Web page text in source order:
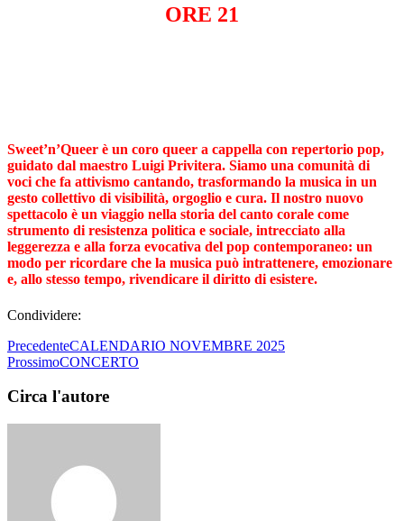
ORE 21
Sweet’n’Queer è un coro queer a cappella con repertorio pop,
guidato dal maestro Luigi Privitera. Siamo una comunità di
voci che fa attivismo cantando, trasformando la musica in un
gesto collettivo di visibilità, orgoglio e cura. Il nostro nuovo
spettacolo è un viaggio nella storia del canto corale come
strumento di resistenza politica e sociale, intrecciato alla
leggerezza e alla forza evocativa del pop contemporaneo: un
modo per ricordare che la musica può intrattenere, emozionare
e, allo stesso tempo, rivendicare il diritto di esistere.
Condividere:
PrecedenteCALENDARIO NOVEMBRE 2025
ProssimoCONCERTO
Circa l'autore